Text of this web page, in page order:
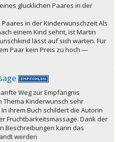
glücklichen Paares in der
in der Kinderwunschzeit Als
einem Kind sehnt, ist Martin
lässt auf sich warten. Für
Paar kein Preis zu hoch —
Weg zur Empfängnis
Thema Kinderwunsch sehr
ihrem Buch schildert die Autorin
Fruchtbarkeitsmassage. Dank der
Beschreibungen kann das
werden